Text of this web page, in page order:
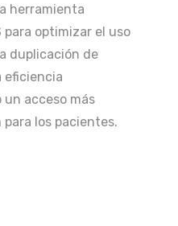
herramienta
para optimizar el uso
duplicación de
eficiencia
acceso más
los pacientes.